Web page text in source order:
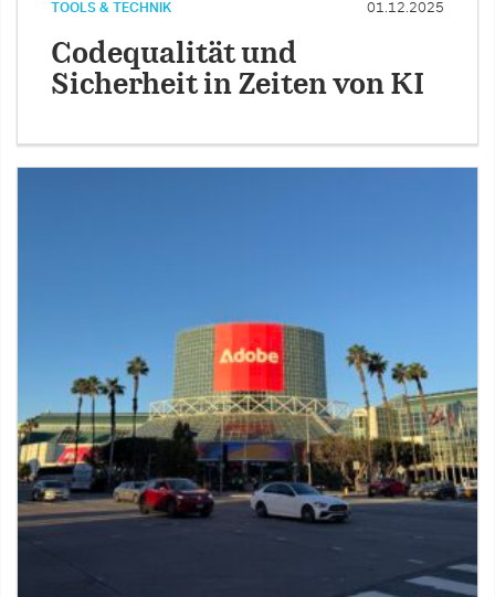
TOOLS & TECHNIK 01.12.2025
Codequalität und
Sicherheit in Zeiten von KI